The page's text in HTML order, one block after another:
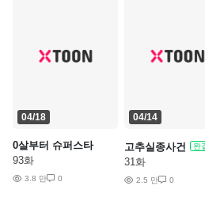
04/18
0살부터 슈퍼스타
93화
3.8 만 0
04/14
고추실종사건 완
31화
2.5 만 0